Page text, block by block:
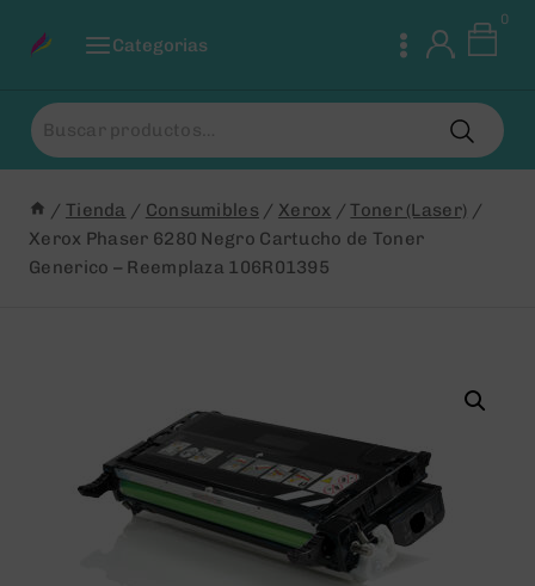
Categorias
0
Buscar
por:
/ Tienda / Consumibles / Xerox / Toner (Laser) /
Xerox Phaser 6280 Negro Cartucho de Toner
Generico – Reemplaza 106R01395